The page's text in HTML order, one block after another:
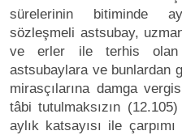
sürelerinin bitiminde
sözleşmeli astsubay,
ve erler ile terhis olan
astsubaylara ve bunlardan
mirasçılarına damga
tâbi tutulmaksızın
aylık katsayısı ile